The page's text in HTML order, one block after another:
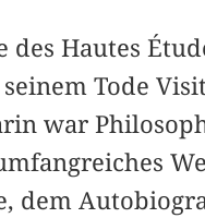
Hautes
Tode
war
dem